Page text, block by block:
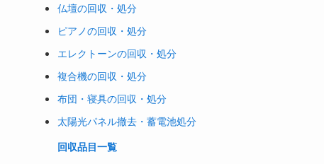
仏壇の回収・処分
ピアノの回収・処分
エレクトーンの回収・処分
複合機の回収・処分
布団・寝具の回収・処分
太陽光パネル撤去・蓄電池処分
回収品目一覧